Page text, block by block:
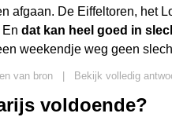
afgaan. De Eiffeltoren, het
dat kan heel goed in
weekendje weg geen
van bron Bekijk volledig
voldoende?